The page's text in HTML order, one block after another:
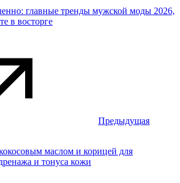
главные тренды мужской моды 2026,
в восторге
Предыдущая
маслом и корицей для
и тонуса кожи